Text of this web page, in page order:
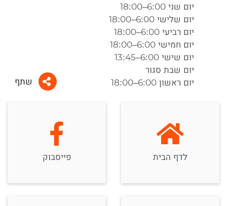
יום שני 6:00–18:00
יום שלישי 6:00–18:00
יום רביעי 6:00–18:00
יום חמישי 6:00–18:00
יום שישי 6:00–13:45
יום שבת סגור
יום ראשון 6:00–18:00
שתף
לדף הבית פייסבוק